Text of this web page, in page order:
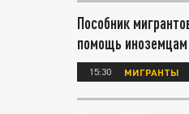
Пособник
помощь иноземцам
15:30 МИГРАНТЫ